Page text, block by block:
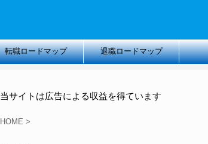
転職ロードマップ 退職ロードマップ
当サイトは広告による収益を得ています
HOME >